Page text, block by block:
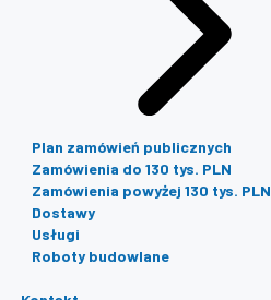
Plan zamówień publicznych
Zamówienia do 130 tys. PLN
Zamówienia powyżej 130 tys. PLN
Dostawy
Usługi
Roboty budowlane